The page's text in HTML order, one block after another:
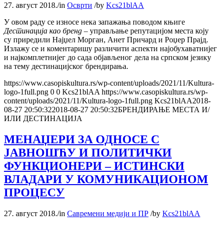
27. август 2018./in Осврти /by Kcs21blAA
У овом раду се износе нека запажања поводом књиге
Дестинација као бренд – управљање репутацијом места коју
су приредили Најџел Морган, Анет Причард и Роџер Прајд.
Излажу се и коментаришу различити аспекти најобухаватнијег
и најкомплетнијег до сада објављеног дела на српском језику
на тему дестинацијског брендирања.
https://www.casopiskultura.rs/wp-content/uploads/2021/11/Kultura-
logo-1full.png 0 0 Kcs21blAA https://www.casopiskultura.rs/wp-
content/uploads/2021/11/Kultura-logo-1full.png Kcs21blAA2018-
08-27 20:50:322018-08-27 20:50:32БРЕНДИРАЊЕ МЕСТА И/
ИЛИ ДЕСТИНАЦИЈА
МЕНАЏЕРИ ЗА ОДНОСЕ С
ЈАВНОШЋУ И ПОЛИТИЧКИ
ФУНКЦИОНЕРИ – ИСТИНСКИ
ВЛАДАРИ У КОМУНИКАЦИОНОМ
ПРОЦЕСУ
27. август 2018./in Савремени медији и ПР /by Kcs21blAA